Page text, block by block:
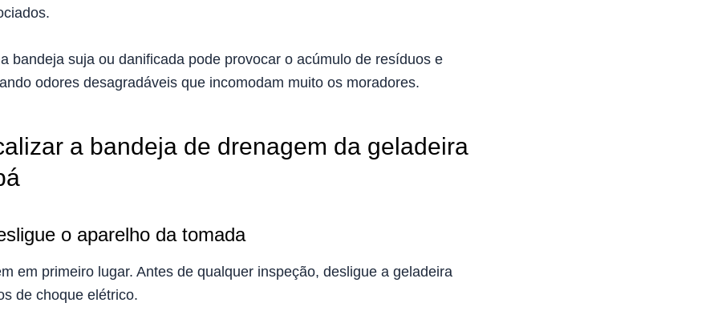
bandeja suja ou danificada pode provocar o acúmulo de resíduos e
odores desagradáveis que incomodam muito os moradores.
a bandeja de drenagem da geladeira
o aparelho da tomada
em primeiro lugar. Antes de qualquer inspeção, desligue a geladeira
de choque elétrico.